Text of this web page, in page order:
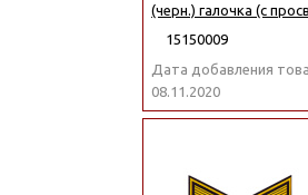
(черн.) галочка (с
15150009
Дата добавления
08.11.2020